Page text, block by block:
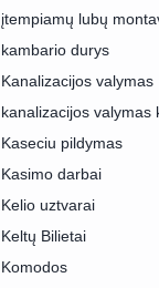
įtempiamų lubų
kambario durys
Kanalizacijos valymas
kanalizacijos valymas
Kaseciu pildymas
Kasimo darbai
Kelio uztvarai
Keltų Bilietai
Komodos